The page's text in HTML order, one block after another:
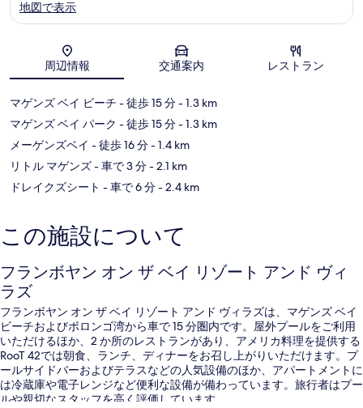
地図
地図で表示
周辺情報 交通案内 レストラン
マゲンズ ベイ ビーチ - 徒歩 15 分- 1.3 km
マゲンズ ベイ パーク - 徒歩 15 分- 1.3 km
メーゲンズベイ - 徒歩 16 分- 1.4 km
リトル マゲンズ- 車で 3 分- 2.1 km
ドレイクズシート - 車で 6 分- 2.4 km
この施設について
フランボヤン オン ザ ベイ リゾート アンド ヴィ
ラズ
フランボヤン オン ザ ベイ リゾート アンド ヴィラズは、マゲンズ ベイ
ビーチおよびボロンゴ湾から車で 15 分圏内です。屋外プールをご利用
いただけるほか、2 か所のレストランがあり、アメリカ料理を提供する
RooT 42では朝食、ランチ、ディナーをお召し上がりいただけます。プ
ールサイドバーおよびテラスなどの人気設備のほか、アパートメントに
は冷蔵庫や電子レンジなど便利な設備が備わっています。旅行者はプー
ルや親切なスタッフを高く評価しています。